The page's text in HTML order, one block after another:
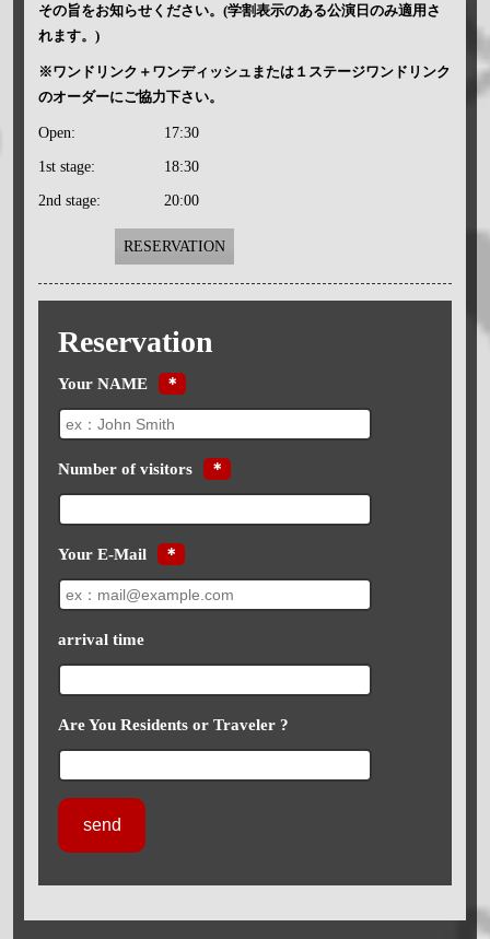
その旨をお知らせください。(学割表示のある公演日のみ適用さ
れます。)
※ワンドリンク＋ワンディッシュまたは１ステージワンドリンク
のオーダーにご協力下さい。
Open: 17:30
1st stage: 18:30
2nd stage: 20:00
RESERVATION
Reservation
Your NAME ＊
Number of visitors ＊
Your E-Mail ＊
arrival time
Are You Residents or Traveler ?